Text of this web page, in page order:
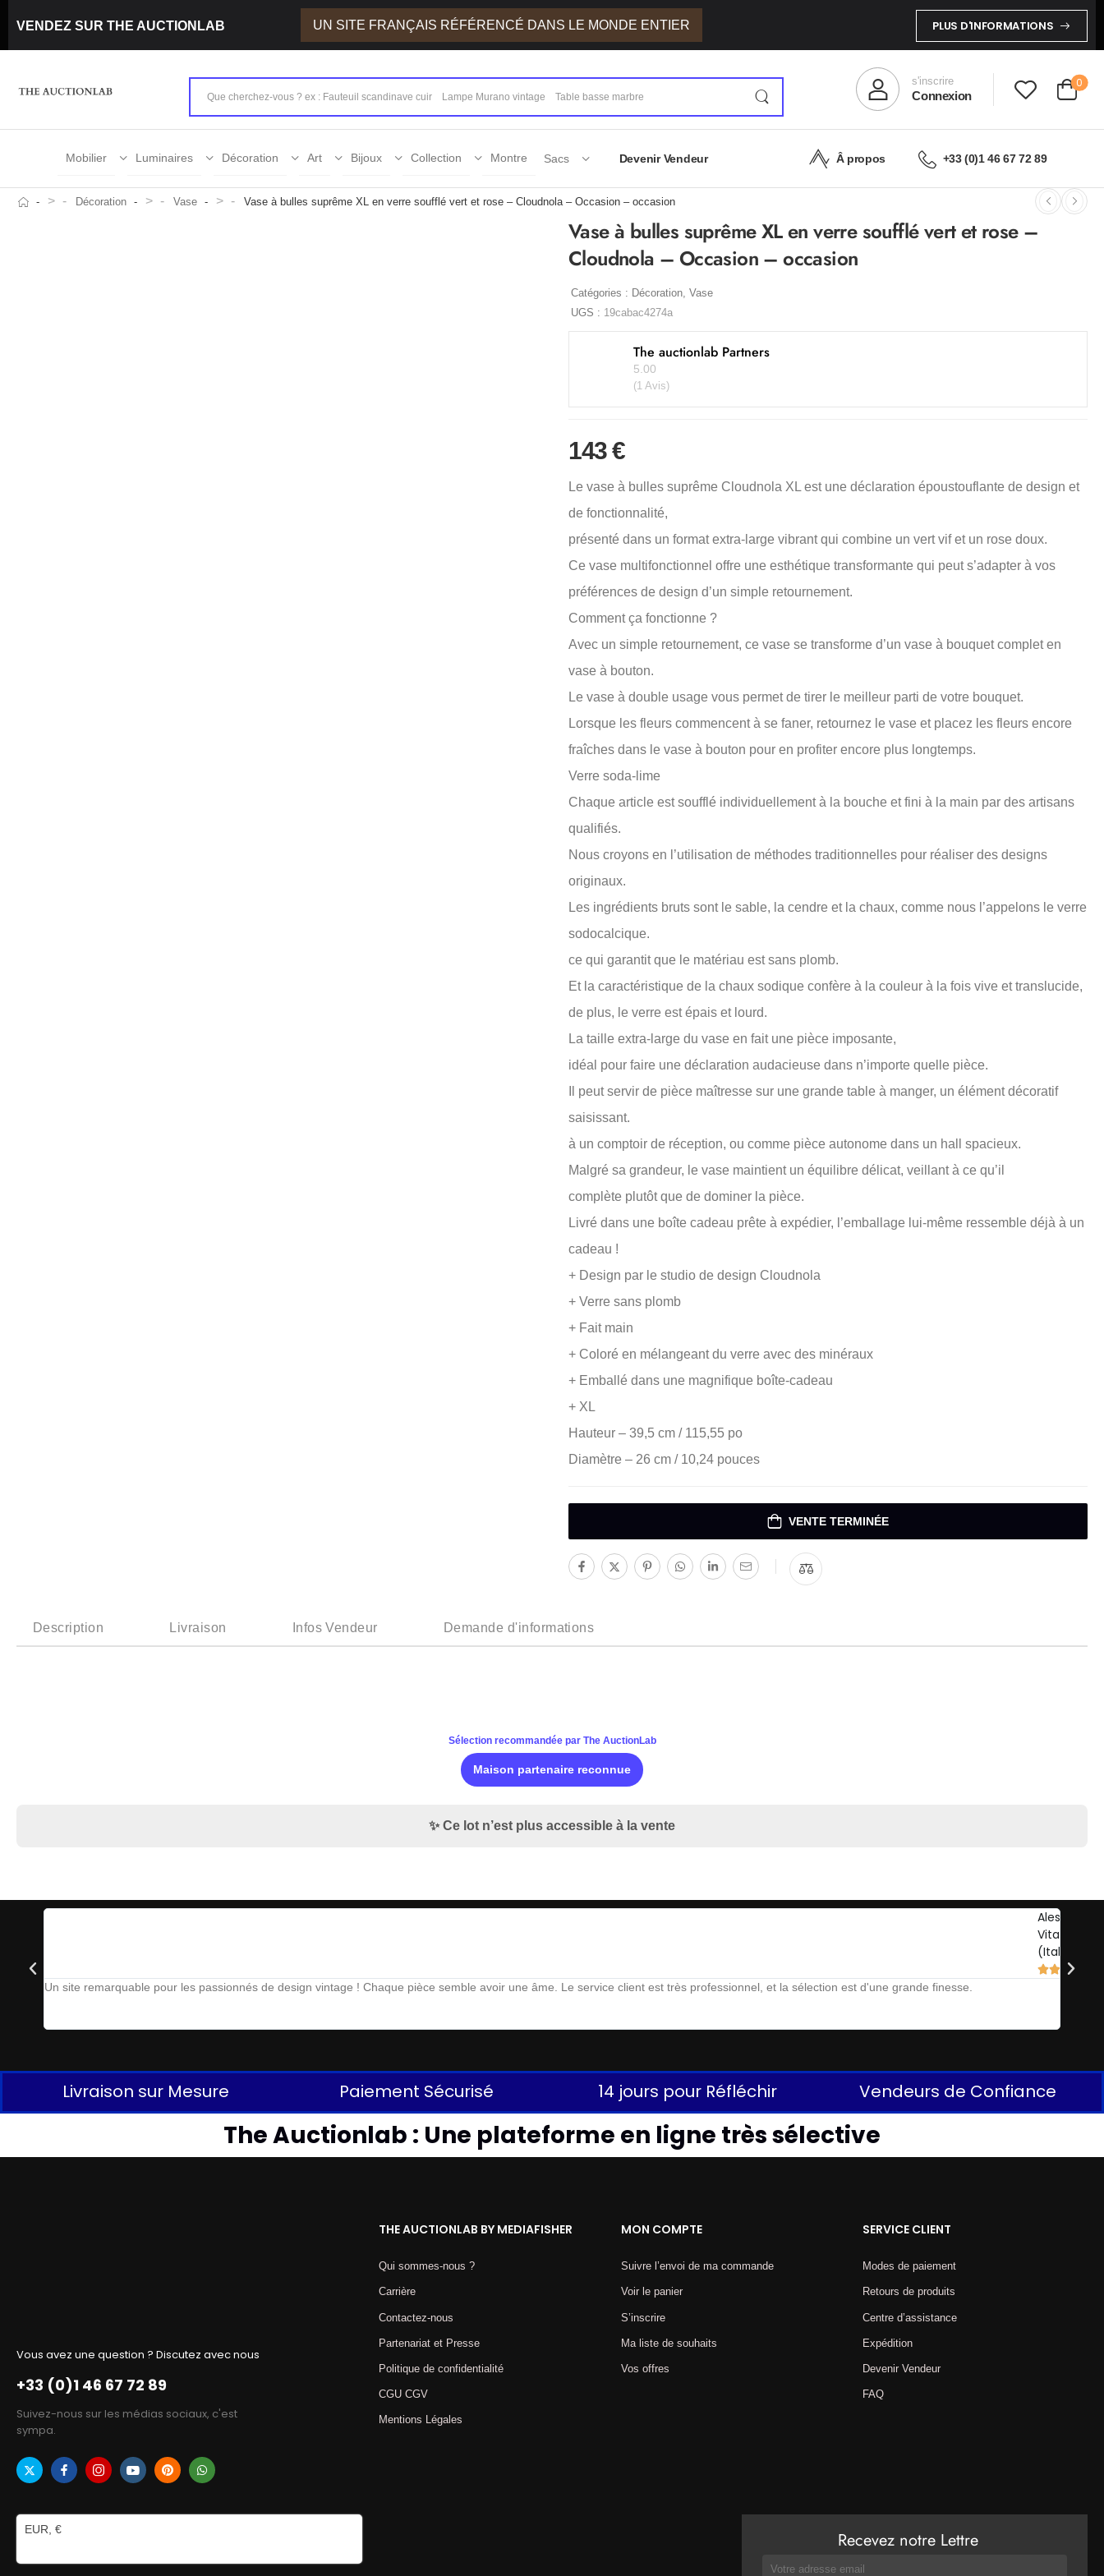
VENDEZ SUR THE AUCTIONLAB UN SITE FRANÇAIS RÉFÉRENCÉ DANS LE MONDE ENTIER PLUS D'INFORMATIONS
s'inscrire
Connexion
0
Mobilier Luminaires Décoration Art Bijoux Collection Montre Sacs Devenir Vendeur Â propos +33 (0)1 46 67 72 89
> Décoration > Vase > Vase à bulles suprême XL en verre soufflé vert et rose – Cloudnola – Occasion – occasion
Vase à bulles suprême XL en verre soufflé vert et rose –
Cloudnola – Occasion – occasion
Catégories : Décoration, Vase
UGS : 19cabac4274a
The auctionlab Partners
5.00
(1 Avis)
143€
Le vase à bulles suprême Cloudnola XL est une déclaration époustouflante de design et
de fonctionnalité,
présenté dans un format extra-large vibrant qui combine un vert vif et un rose doux.
Ce vase multifonctionnel offre une esthétique transformante qui peut s’adapter à vos
préférences de design d’un simple retournement.
Comment ça fonctionne ?
Avec un simple retournement, ce vase se transforme d’un vase à bouquet complet en
vase à bouton.
Le vase à double usage vous permet de tirer le meilleur parti de votre bouquet.
Lorsque les fleurs commencent à se faner, retournez le vase et placez les fleurs encore
fraîches dans le vase à bouton pour en profiter encore plus longtemps.
Verre soda-lime
Chaque article est soufflé individuellement à la bouche et fini à la main par des artisans
qualifiés.
Nous croyons en l’utilisation de méthodes traditionnelles pour réaliser des designs
originaux.
Les ingrédients bruts sont le sable, la cendre et la chaux, comme nous l’appelons le verre
sodocalcique.
ce qui garantit que le matériau est sans plomb.
Et la caractéristique de la chaux sodique confère à la couleur à la fois vive et translucide,
de plus, le verre est épais et lourd.
La taille extra-large du vase en fait une pièce imposante,
idéal pour faire une déclaration audacieuse dans n’importe quelle pièce.
Il peut servir de pièce maîtresse sur une grande table à manger, un élément décoratif
saisissant.
à un comptoir de réception, ou comme pièce autonome dans un hall spacieux.
Malgré sa grandeur, le vase maintient un équilibre délicat, veillant à ce qu’il
complète plutôt que de dominer la pièce.
Livré dans une boîte cadeau prête à expédier, l’emballage lui-même ressemble déjà à un
cadeau !
+ Design par le studio de design Cloudnola
+ Verre sans plomb
+ Fait main
+ Coloré en mélangeant du verre avec des minéraux
+ Emballé dans une magnifique boîte-cadeau
+ XL
Hauteur – 39,5 cm / 115,55 po
Diamètre – 26 cm / 10,24 pouces
VENTE TERMINÉE
Description Livraison Infos Vendeur Demande d'informations
Sélection recommandée par The AuctionLab
Maison partenaire reconnue
✨ Ce lot n’est plus accessible à la vente
Alessandro
Vitale
(Italie)
 
Un site remarquable pour les passionnés de design vintage ! Chaque pièce semble avoir une âme. Le service client est très professionnel, et la sélection est d'une grande finesse.
Livraison sur Mesure Paiement Sécurisé 14 jours pour Réfléchir Vendeurs de Confiance
The Auctionlab : Une plateforme en ligne très sélective
Vous avez une question ? Discutez avec nous
+33 (0)1 46 67 72 89
Suivez-nous sur les médias sociaux, c'est
sympa.
THE AUCTIONLAB BY MEDIAFISHER
Qui sommes-nous ?
Carrière
Contactez-nous
Partenariat et Presse
Politique de confidentialité
CGU CGV
Mentions Légales​
MON COMPTE
Suivre l’envoi de ma commande
Voir le panier
S’inscrire
Ma liste de souhaits
Vos offres
SERVICE CLIENT
Modes de paiement
Retours de produits
Centre d’assistance
Expédition
Devenir Vendeur
FAQ
EUR, € Recevez notre Lettre